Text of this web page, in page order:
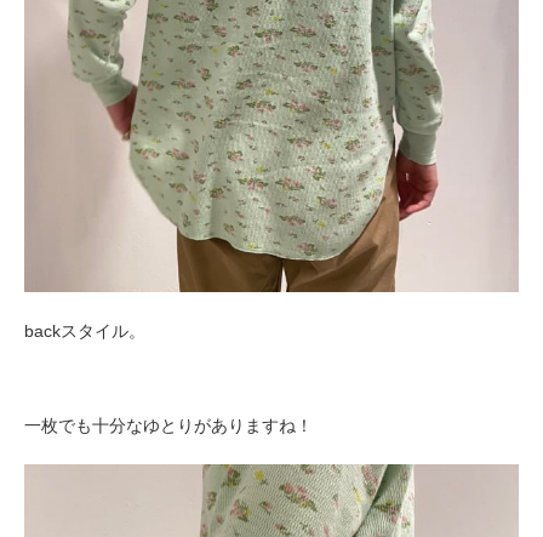
backスタイル。
一枚でも十分なゆとりがありますね！